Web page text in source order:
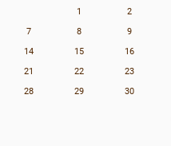
1 2
7
8 9
14
15 16
21
22 23
28
29 30